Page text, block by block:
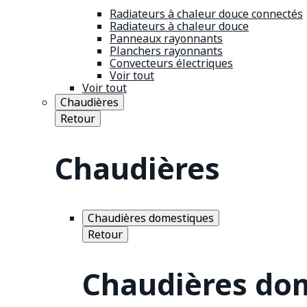
Radiateurs à chaleur douce connectés
Radiateurs à chaleur douce
Panneaux rayonnants
Planchers rayonnants
Convecteurs électriques
Voir tout
Voir tout
Chaudières
Retour
Chaudières
Chaudières domestiques
Retour
Chaudières